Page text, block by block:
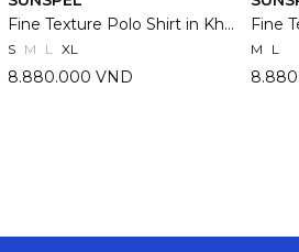
Fine Texture Polo Shirt in Khaki
S M L XL
8.880.000 VND
M L